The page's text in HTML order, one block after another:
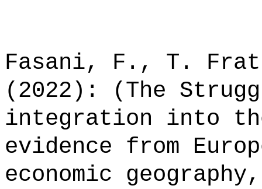
Fasani, F., T.
(2022): (The
integration into
evidence from
economic